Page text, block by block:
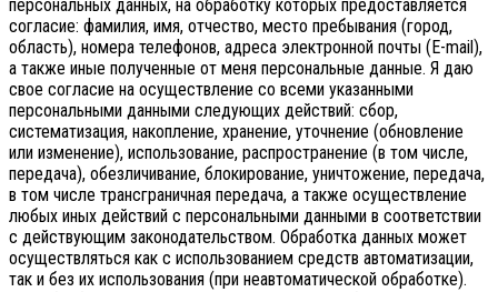
персональных данных, на обработку которых предоставляется
согласие: фамилия, имя, отчество, место пребывания (город,
область), номера телефонов, адреса электронной почты (E-mail),
а также иные полученные от меня персональные данные. Я даю
свое согласие на осуществление со всеми указанными
персональными данными следующих действий: сбор,
систематизация, накопление, хранение, уточнение (обновление
или изменение), использование, распространение (в том числе,
передача), обезличивание, блокирование, уничтожение, передача,
в том числе трансграничная передача, а также осуществление
любых иных действий с персональными данными в соответствии
с действующим законодательством. Обработка данных может
осуществляться как с использованием средств автоматизации,
так и без их использования (при неавтоматической обработке).